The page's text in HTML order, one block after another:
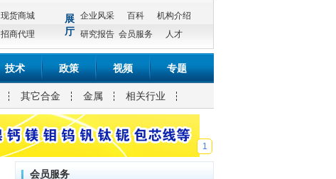
现货商城
招商代理
展
厅
企业风采 百科
机构介绍
研究报告 会员服务 人才
技术 政策 视频 专题
其它合金 金属 相关行业
1
会员服务